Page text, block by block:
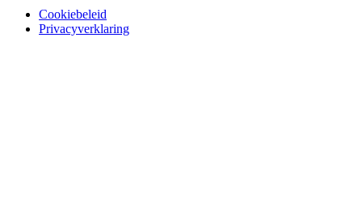
Cookiebeleid
Privacyverklaring